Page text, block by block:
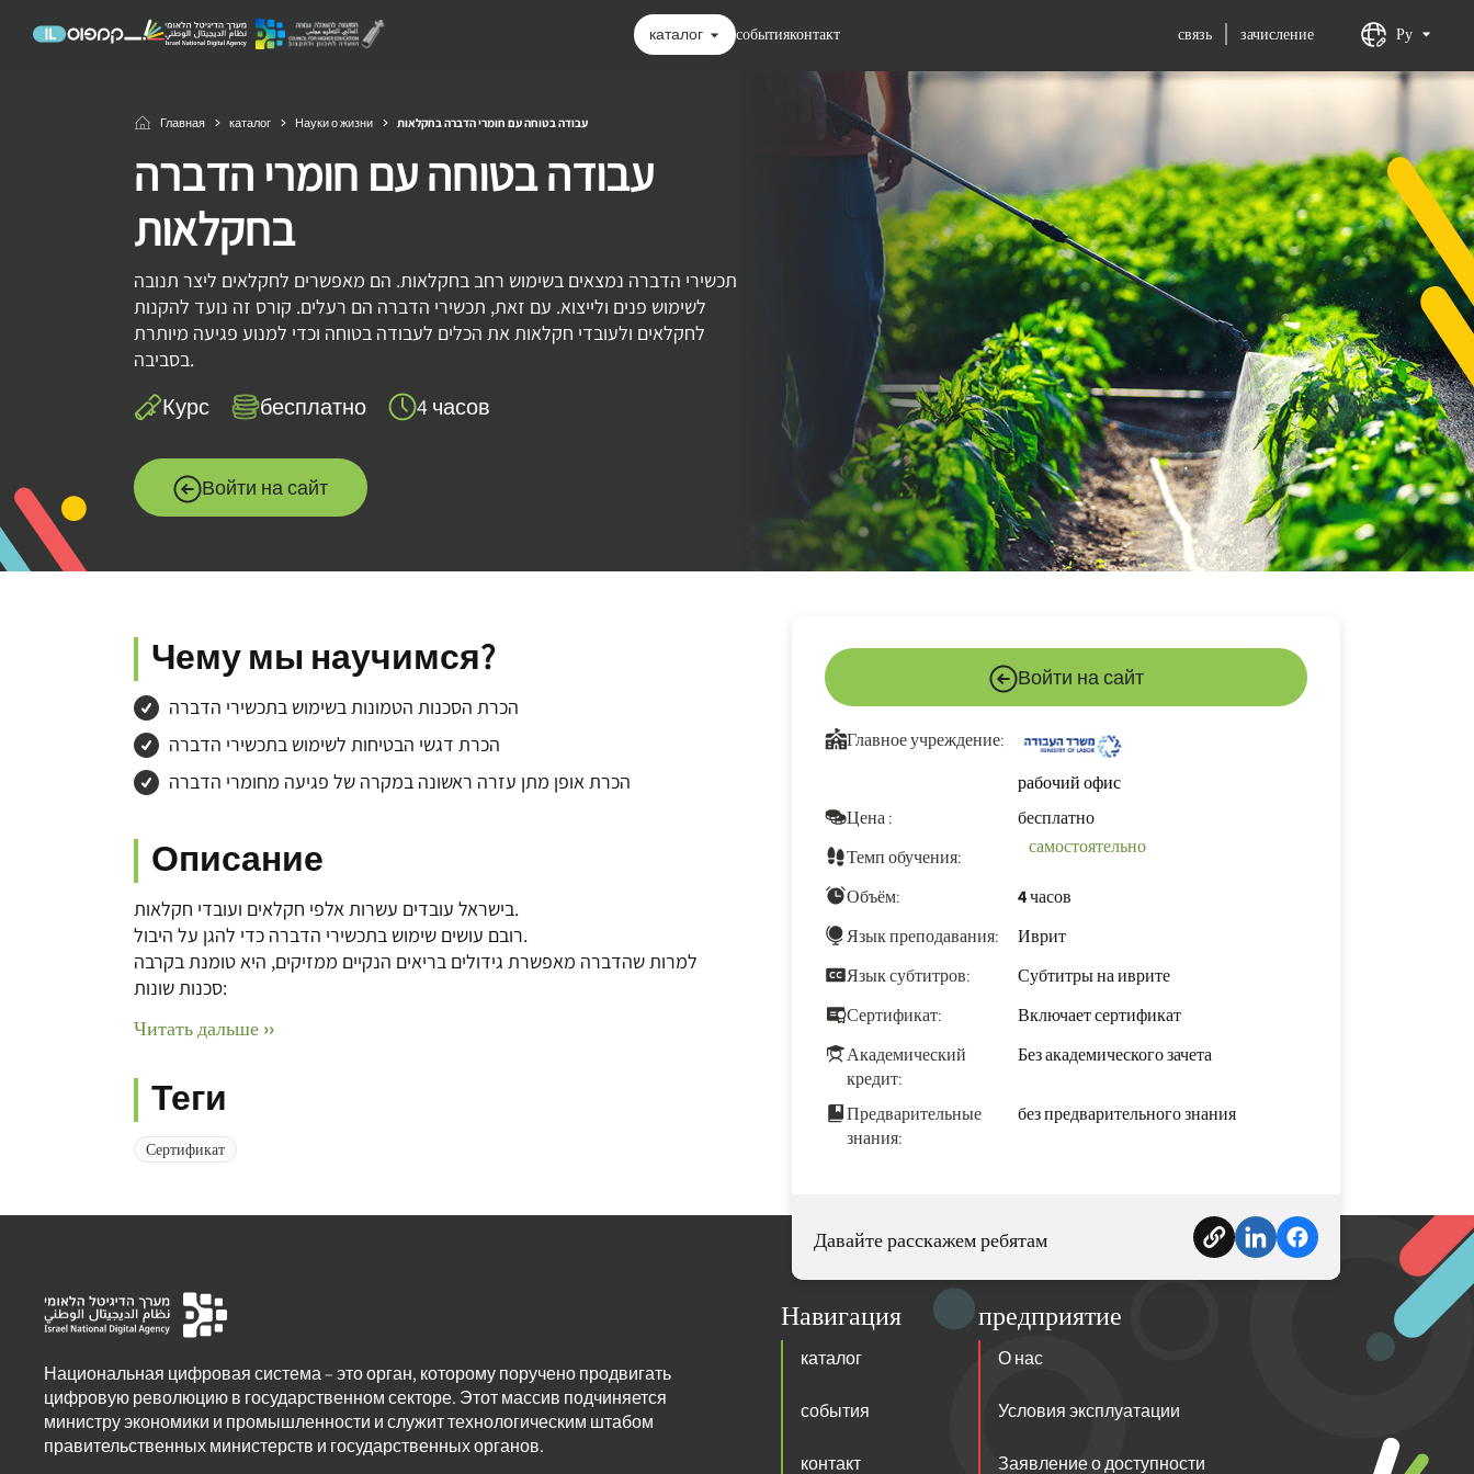
каталог событияконтакт связь зачисление Ру
Главная каталог Науки о жизни עבודה בטוחה עם חומרי הדברה בחקלאות
עבודה בטוחה עם חומרי הדברה
בחקלאות
תכשירי הדברה נמצאים בשימוש רחב בחקלאות. הם מאפשרים לחקלאים ליצר תנובה
לשימוש פנים ולייצוא. עם זאת, תכשירי הדברה הם רעלים. קורס זה נועד להקנות
לחקלאים ולעובדי חקלאות את הכלים לעבודה בטוחה וכדי למנוע פגיעה מיותרת
בסביבה.
Курс бесплатно 4 часов
Войти на сайт
Чему мы научимся?
הכרת הסכנות הטמונות בשימוש בתכשירי הדברה
הכרת דגשי הבטיחות לשימוש בתכשירי הדברה
הכרת אופן מתן עזרה ראשונה במקרה של פגיעה מחומרי הדברה
Описание
בישראל עובדים עשרות אלפי חקלאים ועובדי חקלאות.
רובם עושים שימוש בתכשירי הדברה כדי להגן על היבול.
למרות שהדברה מאפשרת גידולים בריאים הנקיים ממזיקים, היא טומנת בקרבה
סכנות שונות:
Читать дальше ››
Теги
Сертификат
Войти на сайт
Главное учреждение:
рабочий офис
Цена :
бесплатно
Темп обучения:
самостоятельно
Объём:
4 часов
Язык преподавания:
Иврит
Язык субтитров:
Субтитры на иврите
Сертификат:
Включает сертификат
Академический
кредит:
Без академического зачета
Предварительные
знания:
без предварительного знания
Давайте расскажем ребятам
Национальная цифровая система – это орган, которому поручено продвигать
цифровую революцию в государственном секторе. Этот массив подчиняется
министру экономики и промышленности и служит технологическим штабом
правительственных министерств и государственных органов.
Навигация
каталог
события
контакт
предприятие
О нас
Условия эксплуатации
Заявление о доступности